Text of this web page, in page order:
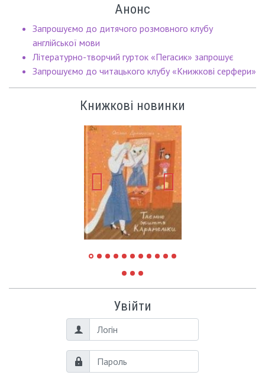
Анонс
Запрошуємо до дитячого розмовного клубу
англійської мови
Літературно-творчий гурток «Пегасик» запрошує
Запрошуємо до читацького клубу «Книжкові серфери»
Книжкові новинки
Увійти
Логін
Пароль